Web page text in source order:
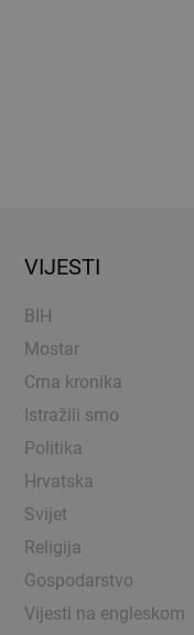
VIJESTI
BIH
Mostar
Crna kronika
Istražili smo
Politika
Hrvatska
Svijet
Religija
Gospodarstvo
Vijesti na engleskom